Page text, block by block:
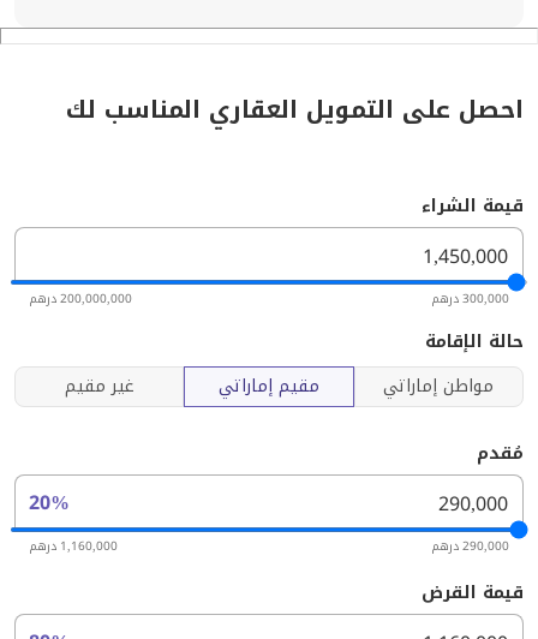
احصل على التمويل العقاري المناسب لك
قيمة الشراء
300,000 درهم 200,000,000 درهم
حالة الإقامة
مواطن إماراتي
مقيم إماراتي غير مقيم
مُقدم
20%
290,000 درهم 1,160,000 درهم
قيمة القرض